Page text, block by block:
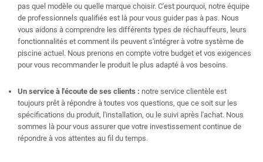
pas quel modèle ou quelle marque choisir. C'est pourquoi, notre équipe
de professionnels qualifiés est là pour vous guider pas à pas. Nous
vous aidons à comprendre les différents types de réchauffeurs, leurs
fonctionnalités et comment ils peuvent s'intégrer à votre système de
piscine actuel. Nous prenons en compte votre budget et vos exigences
pour vous recommander le produit le plus adapté à vos besoins.
Un service à l'écoute de ses clients : notre service clientèle est
toujours prêt à répondre à toutes vos questions, que ce soit sur les
spécifications du produit, l'installation, ou le suivi après l'achat. Nous
sommes là pour vous assurer que votre investissement continue de
répondre à vos attentes au fil du temps.